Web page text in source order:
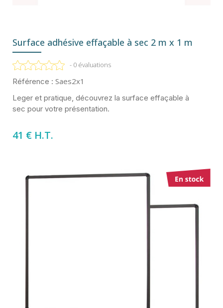
Surface adhésive effaçable à sec 2 m x 1 m
- 0 évaluations
Référence : Saes2x1
Leger et pratique, découvrez la surface effaçable à
sec pour votre présentation.
41 € H.T.